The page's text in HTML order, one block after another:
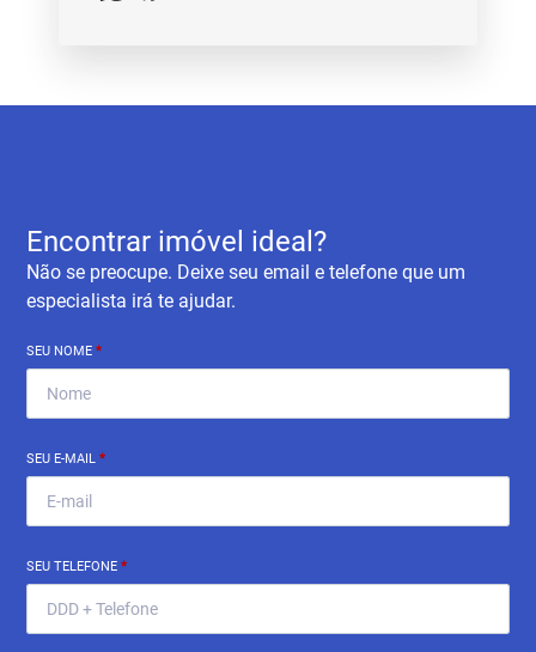
Encontrar imóvel ideal?
Não se preocupe. Deixe seu email e telefone que um
especialista irá te ajudar.
SEU NOME*
SEU E-MAIL*
SEU TELEFONE*